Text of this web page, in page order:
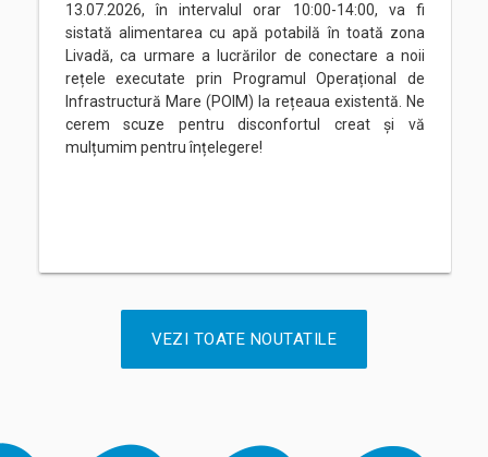
13.07.2026, în intervalul orar 10:00-14:00, va fi
sistată alimentarea cu apă potabilă în toată zona
Livadă, ca urmare a lucrărilor de conectare a noii
rețele executate prin Programul Operațional de
Infrastructură Mare (POIM) la rețeaua existentă. Ne
cerem scuze pentru disconfortul creat și vă
mulțumim pentru înțelegere!
VEZI TOATE NOUTATILE